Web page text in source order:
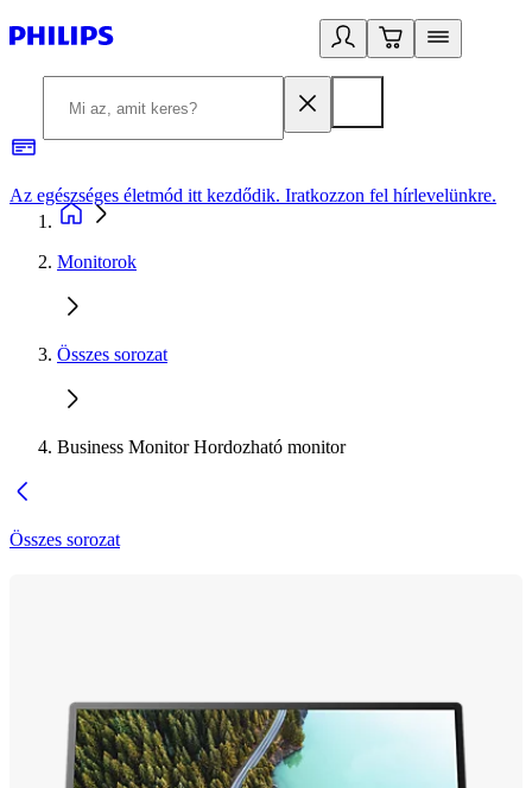
Az egészséges életmód itt kezdődik. Iratkozzon fel hírlevelünkre.
Monitorok
Összes sorozat
Business Monitor Hordozható monitor
Összes sorozat